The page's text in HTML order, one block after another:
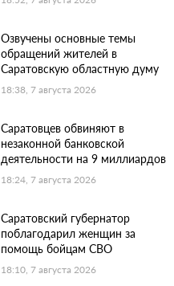
Озвучены основные темы
обращений жителей в
Саратовскую областную думу
18:38, 7 августа 2026
Саратовцев обвиняют в
незаконной банковской
деятельности на 9 миллиардов
18:24, 7 августа 2026
Саратовский губернатор
поблагодарил женщин за
помощь бойцам СВО
18:10, 7 августа 2026